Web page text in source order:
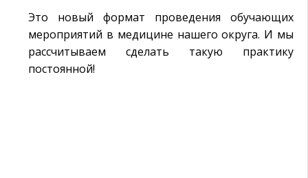
Это новый формат проведения обучающих
мероприятий в медицине нашего округа. И мы
рассчитываем сделать такую практику
постоянной!